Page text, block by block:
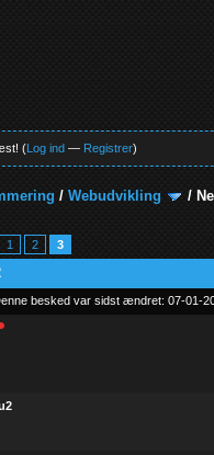
(Log ind — Registrer)
/Webudvikling /
1 2 3
0 Stemmer - 0
12345
besked var sidst ændret: 07-01-